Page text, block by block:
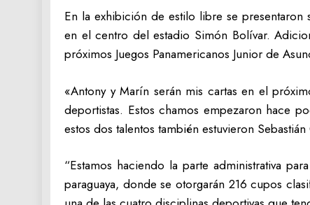
En la exhibición de estilo libre se
en el centro del estadio Simón Bolívar.
próximos Juegos Panamericanos Junior de
«Antony y Marín serán mis cartas en el
deportistas. Estos chamos empezaron hace
estos dos talentos también estuvieron
“Estamos haciendo la parte administrativa
paraguaya, donde se otorgarán 216 cupos